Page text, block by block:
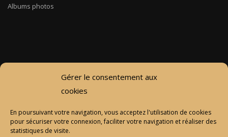
Gérer le consentement aux
cookies
En poursuivant votre navigation, vous acceptez l'utilisation de cookies
pour sécuriser votre connexion, faciliter votre navigation et réaliser des
statistiques de visite.
Albums photos